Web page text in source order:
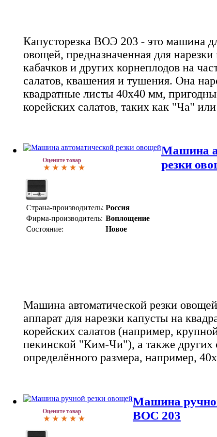
Капусторезка ВОЭ 203 - это машина
овощей, предназначенная для
кабачков и других корнеплодов на
салатов, квашения и тушения. Она
квадратные листы 40х40 мм,
корейских салатов, таких как "Ча"
Оцените товар
Машина
резки
Страна-производитель: Россия
Фирма-производитель: Воплощение
Состояние:
Новое
Машина автоматической резки
аппарат для нарезки капусты на
корейских салатов (например,
пекинской "Ким-Чи"), а также других
определённого размера, например,
Оцените товар
Машина
ВОС 203